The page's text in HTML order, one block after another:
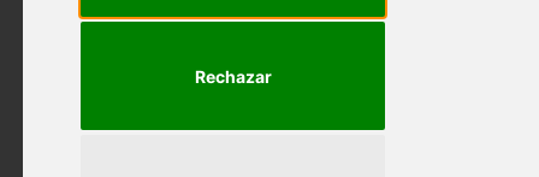
Rechazar
Parte de su popularidad se debe a su versatilidad,
machine learning.